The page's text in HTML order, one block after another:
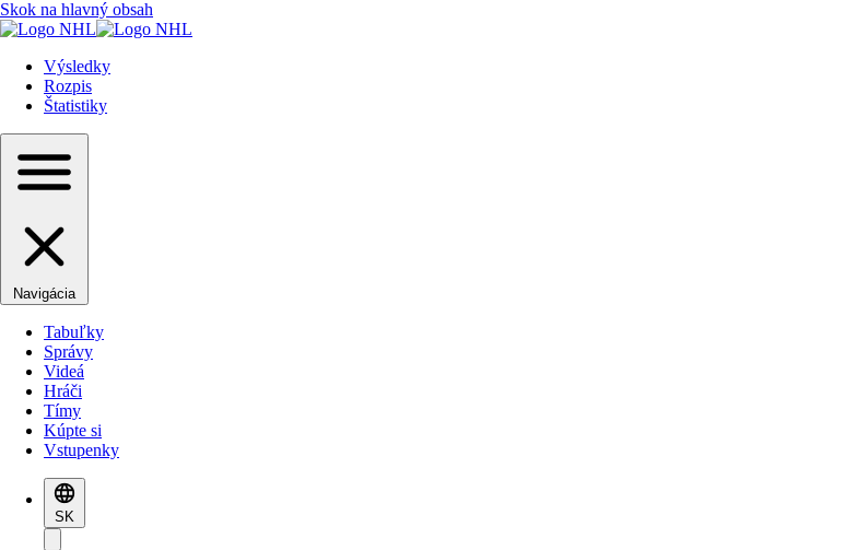
Skok na hlavný obsah
Výsledky
Rozpis
Štatistiky
Navigácia
Tabuľky
Správy
Videá
Hráči
Tímy
Kúpte si
Vstupenky
SK